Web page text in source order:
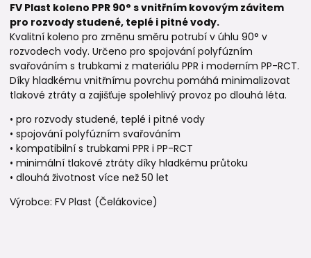
FV Plast koleno PPR 90° s vnitřním kovovým závitem
pro rozvody studené, teplé i pitné vody.
Kvalitní koleno pro změnu směru potrubí v úhlu 90° v
rozvodech vody. Určeno pro spojování polyfúzním
svařováním s trubkami z materiálu PPR i moderním PP-RCT.
Díky hladkému vnitřnímu povrchu pomáhá minimalizovat
tlakové ztráty a zajišťuje spolehlivý provoz po dlouhá léta.
• pro rozvody studené, teplé i pitné vody
• spojování polyfúzním svařováním
• kompatibilní s trubkami PPR i PP-RCT
• minimální tlakové ztráty díky hladkému průtoku
• dlouhá životnost více než 50 let
Výrobce: FV Plast (Čelákovice)